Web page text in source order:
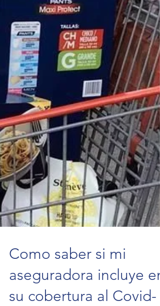
Como saber si mi
aseguradora incluye en